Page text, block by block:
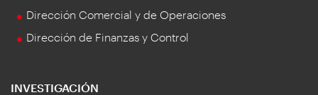
Dirección Comercial y de Operaciones
Dirección de Finanzas y Control
INVESTIGACIÓN